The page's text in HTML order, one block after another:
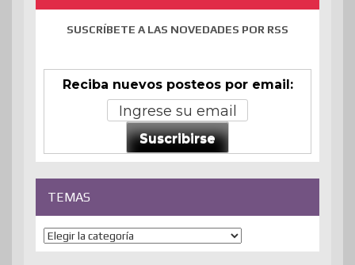
SUSCRÍBETE A LAS NOVEDADES POR RSS
Reciba nuevos posteos por email:
Suscribirse
TEMAS
Temas